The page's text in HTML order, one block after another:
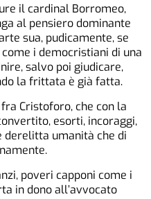
il cardinal Borromeo,
al pensiero dominante
sua, pudicamente, se
i democristiani di una
salvo poi giudicare,
la frittata è già fatta.
Cristoforo, che con la
esorti, incoraggi,
derelitta umanità che di
poveri capponi come i
in dono all’avvocato